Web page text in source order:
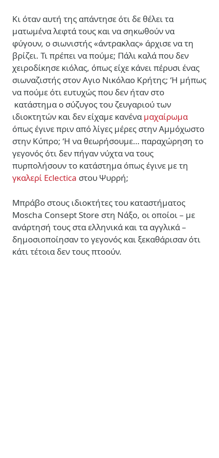
Κι όταν αυτή της απάντησε ότι δε θέλει τα
ματωμένα λεφτά τους και να σηκωθούν να
φύγουν, ο σιωνιστής «άντρακλας» άρχισε να τη
βρίζει. Τι πρέπει να πούμε; Πάλι καλά που δεν
χειροδίκησε κιόλας, όπως είχε κάνει πέρυσι ένας
σιωναζιστής στον Αγιο Νικόλαο Κρήτης; ‘Η μήπως
να πούμε ότι ευτυχώς που δεν ήταν στο
κατάστημα ο σύζυγος του ζευγαριού των
ιδιοκτητών και δεν είχαμε κανέναμαχαίρωμα
όπως έγινε πριν από λίγες μέρες στην Αμμόχωστο
στην Κύπρο; ‘Η να θεωρήσουμε… παραχώρηση το
γεγονός ότι δεν πήγαν νύχτα να τους
πυρπολήσουν το κατάστημα όπως έγινε με τη
γκαλερί Eclectica στου Ψυρρή;
Μπράβο στους ιδιοκτήτες του καταστήματος
Moscha Consept Store στη Νάξο, οι οποίοι – με
ανάρτησή τους στα ελληνικά και τα αγγλικά –
δημοσιοποίησαν το γεγονός και ξεκαθάρισαν ότι
κάτι τέτοια δεν τους πτοούν.